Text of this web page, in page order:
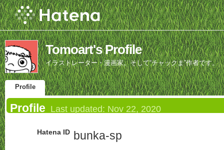
Tomoart's Profile
イラストレーター・漫画家。そして“チャックま”作者です。
Profile
Profile Last updated: Nov 22, 2020
Hatena ID bunka-sp